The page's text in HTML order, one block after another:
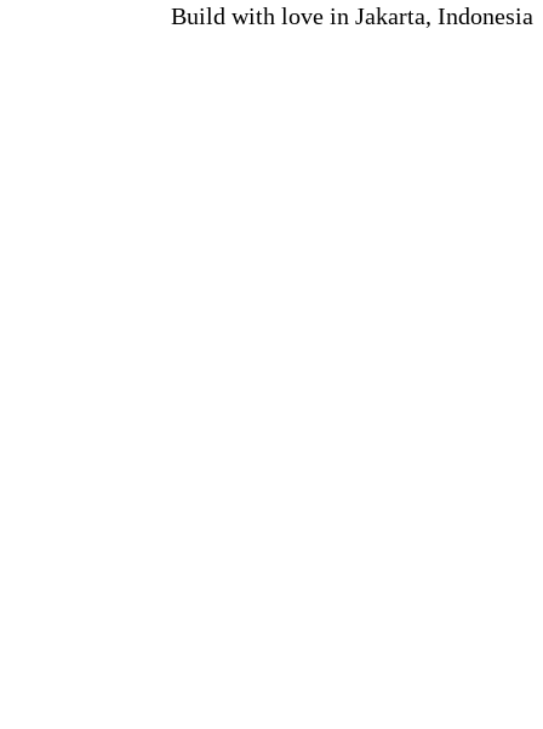
Build with love in Jakarta, Indonesia